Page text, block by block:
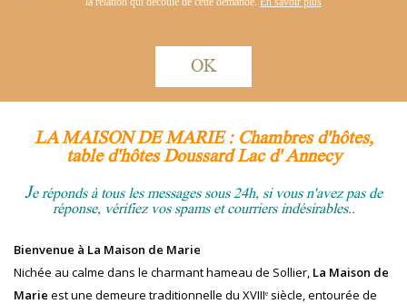
OK
LA MAISON DE MARIE : Chambres d'hôtes,
table d'hôtes Doussard Lac d'Annecy
Je réponds à tous les messages sous 24h, si vous n'avez pas de
réponse, vérifiez vos spams et courriers indésirables..
Bienvenue à La Maison de Marie
Nichée au calme dans le charmant hameau de Sollier, La Maison de
Marie est une demeure traditionnelle du XVIIIᵉ siècle, entourée de